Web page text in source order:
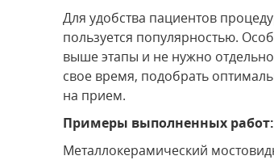
Для удобства пациентов
пользуется популярностью.
выше этапы и не нужно
свое время, подобрать
на прием.
Примеры выполненных работ:
Металлокерамический